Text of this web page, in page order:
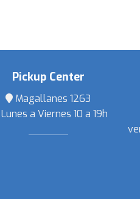
Pickup Center
Magallanes 1263
a Viernes 10 a 19h